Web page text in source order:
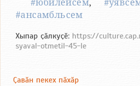
#юбилейсем,
#ансамбльсем
Хыпар ҫӑлкуҫӗ: https://
syaval-otmetil-45-le
Ҫавӑн пекех пӑхӑр